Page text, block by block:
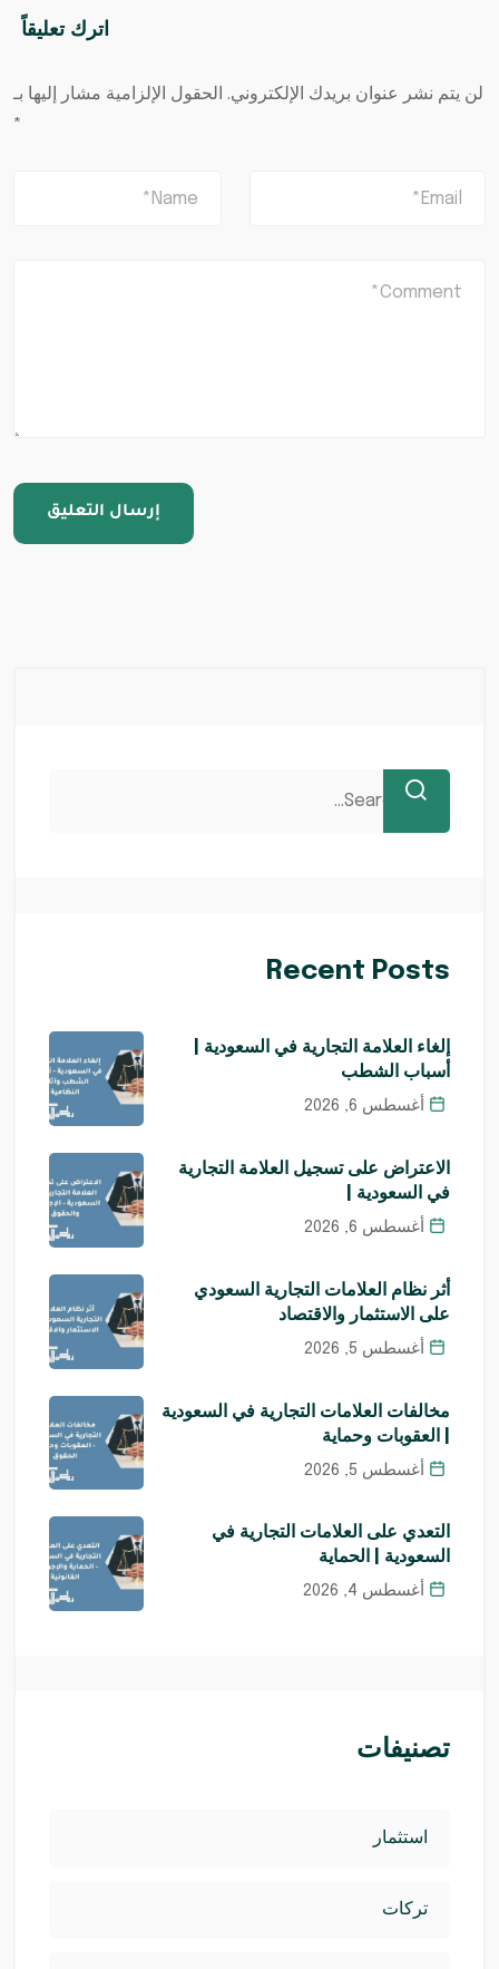
اترك تعليقاً
لن يتم نشر عنوان بريدك الإلكتروني. الحقول الإلزامية مشار إليها بـ
*
Recent Posts
إلغاء العلامة التجارية في السعودية |
أسباب الشطب
أغسطس 6, 2026
الاعتراض على تسجيل العلامة التجارية
في السعودية |
أغسطس 6, 2026
أثر نظام العلامات التجارية السعودي
على الاستثمار والاقتصاد
أغسطس 5, 2026
مخالفات العلامات التجارية في السعودية
| العقوبات وحماية
أغسطس 5, 2026
التعدي على العلامات التجارية في
السعودية | الحماية
أغسطس 4, 2026
تصنيفات
استثمار
تركات